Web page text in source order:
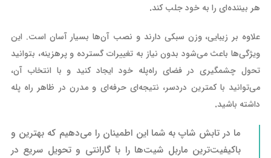
هر بیننده‌ای را به خود جلب کند.
علاوه بر زیبایی، وزن سبکی دارند و نصب آن‌ها بسیار آسان است. این
ویژگی‌ها باعث می‌شود بدون نیاز به تغییرات گسترده و پرهزینه، بتوانید
تحول چشمگیری در فضای راه‌پله خود ایجاد کنید و با انتخاب آن،
می‌توانید با کمترین دردسر، نتیجه‌ای حرفه‌ای و مدرن در ظاهر راه پله
داشته باشید.
ما در تابش شاپ به شما این اطمینان را می‌دهیم که بهترین و
باکیفیت‌ترین ماربل شیت‌ها را با گارانتی و تحویل سریع در